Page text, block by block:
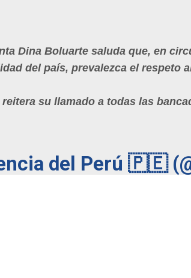
Dina Boluarte saluda que, en
del país, prevalezca el respeto
su llamado a todas las
del Perú 🇵🇪